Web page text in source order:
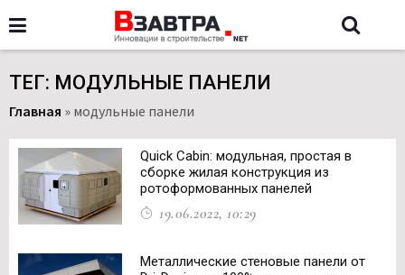
ТЕГ: МОДУЛЬНЫЕ ПАНЕЛИ
Главная » модульные панели
Quick Cabin: модульная, простая в
сборке жилая конструкция из
ротоформованных панелей
19.06.2022, 10:29
Металлические стеновые панели от